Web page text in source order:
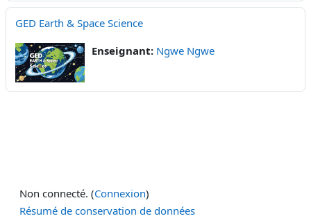
GED Earth & Space Science
Enseignant: Ngwe Ngwe
Non connecté. (Connexion)
Résumé de conservation de données